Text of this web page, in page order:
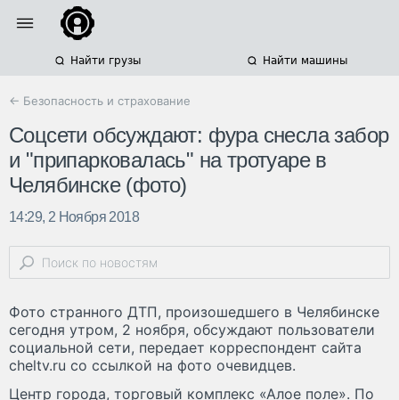
Найти грузы Найти машины
← Безопасность и страхование
Соцсети обсуждают: фура снесла забор
и "припарковалась" на тротуаре в
Челябинске (фото)
14:29, 2 Ноября 2018
Фото странного ДТП, произошедшего в Челябинске
сегодня утром, 2 ноября, обсуждают пользователи
социальной сети, передает корреспондент сайта
cheltv.ru со ссылкой на фото очевидцев.
Центр города, торговый комплекс «Алое поле». По